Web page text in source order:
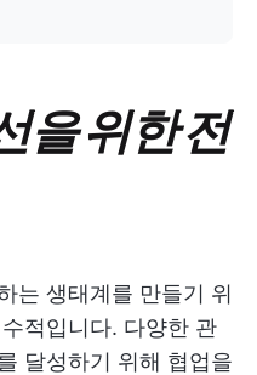
을 위한 전
는 생태계를 만들기 위
적입니다. 다양한 관
달성하기 위해 협업을